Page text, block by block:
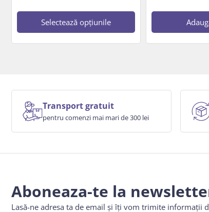
Selectează opțiunile
Transport gratuit
pentru comenzi mai mari de 300 lei
Aboneaza-te la
Lasă-ne adresa ta de email și îți vom trimite informații